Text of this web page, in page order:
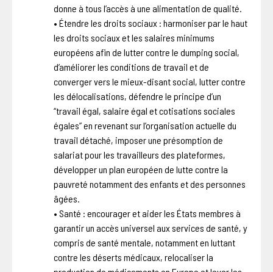
donne à tous l’accès à une alimentation de qualité.
• Étendre les droits sociaux : harmoniser par le haut
les droits sociaux et les salaires minimums
européens afin de lutter contre le dumping social,
d’améliorer les conditions de travail et de
converger vers le mieux-disant social, lutter contre
les délocalisations, défendre le principe d’un
“travail égal, salaire égal et cotisations sociales
égales” en revenant sur l’organisation actuelle du
travail détaché, imposer une présomption de
salariat pour les travailleurs des plateformes,
développer un plan européen de lutte contre la
pauvreté notamment des enfants et des personnes
âgées.
• Santé : encourager et aider les États membres à
garantir un accès universel aux services de santé, y
compris de santé mentale, notamment en luttant
contre les déserts médicaux, relocaliser la